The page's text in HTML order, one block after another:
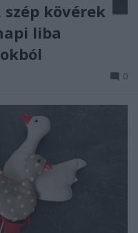
kövérek
liba
0